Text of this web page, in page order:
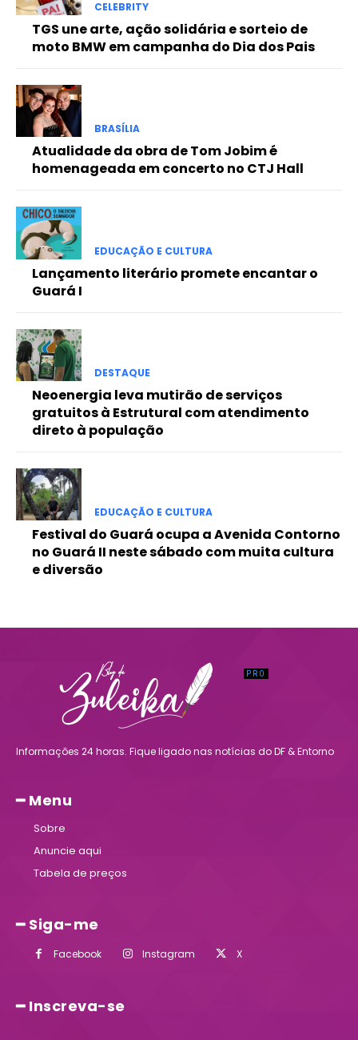
Included for free:
Praesent euismod ac
Ut mollis pellentesque tortor
Nullam eu erat condimentum
Donec quis est ac felis
Orci varius natoque dolor
Pro
Full member access:
Praesent euismod ac
Ut mollis pellentesque tortor
Nullam eu erat condimentum
Donec quis est ac felis
Orci varius natoque dolor
CELEBRITY
TGS une arte, ação solidária e sorteio de
moto BMW em campanha do Dia dos Pais
BRASÍLIA
Atualidade da obra de Tom Jobim é
homenageada em concerto no CTJ Hall
EDUCAÇÃO E CULTURA
Lançamento literário promete encantar o
Guará I
DESTAQUE
Neoenergia leva mutirão de serviços
gratuitos à Estrutural com atendimento
direto à população
EDUCAÇÃO E CULTURA
Festival do Guará ocupa a Avenida Contorno
no Guará II neste sábado com muita cultura
e diversão
Informações 24 horas. Fique ligado nas notícias do DF & Entorno
━ Menu
Sobre
Anuncie aqui
Tabela de preços
━ Siga-me
Facebook Instagram X
━ Inscreva-se